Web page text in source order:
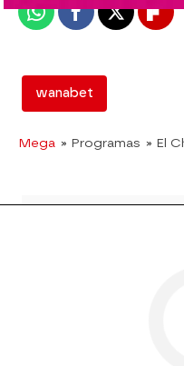
WhatsappFacebook
X
wanabet
Mega » Programas » El